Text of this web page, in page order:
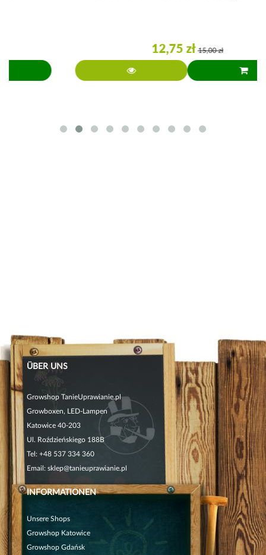
15,00 zł
ÜBER UNS
Growshop TanieUprawianie.pl
Growboxen, LED-Lampen
Katowice 40-203
Ul. Roździeńskiego 188B
Tel: +48 537 334 360
Email: sklep@tanieuprawianie.pl
INFORMATIONEN
Unsere Shops
Growshop Katowice
Growshop Gdańsk